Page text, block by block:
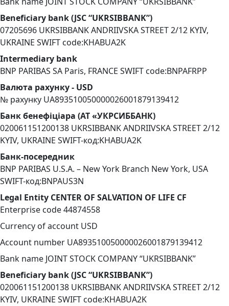
Beneficiary bank (JSC “UKRSIBBANK”)
07205696 UKRSIBBANK ANDRIIVSKA STREET 2/12 KYIV,
UKRAINE SWIFT code:KHABUA2K
Intermediary bank
BNP PARIBAS SA Paris, FRANCE SWIFT code:BNPAFRPP
Валюта рахунку - USD
№ рахунку UA893510050000026001879139412
Банк бенефіціара (АТ «УКРСИББАНК)
020061151200138 UKRSIBBANK ANDRIIVSKA STREET 2/12
KYIV, UKRAINE SWIFT-код:KHABUA2K
Банк-посередник
BNP PARIBAS U.S.A. – New York Branch New York, USA
SWIFT-код:BNPAUS3N
Legal Entity CENTER OF SALVATION OF LIFE CF
Enterprise code 44874558
Currency of account USD
Account number UA893510050000026001879139412
Bank name JOINT STOCK COMPANY “UKRSIBBANK”
Beneficiary bank (JSC “UKRSIBBANK”)
020061151200138 UKRSIBBANK ANDRIIVSKA STREET 2/12
KYIV, UKRAINE SWIFT code:KHABUA2K